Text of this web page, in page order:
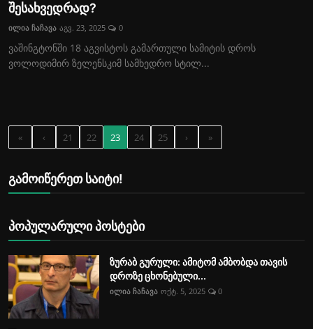
შესახვედრად?
ილია ჩაჩავა აგვ. 23, 2025 0
ვაშინგტონში 18 აგვისტოს გამართული სამიტის დროს
ვოლოდიმირ ზელენსკიმ სამხედრო სტილ...
« ‹ 21 22 23 24 25 › »
გამოიწერეთ საიტი!
პოპულარული პოსტები
ზურაბ გურული: ამიტომ ამბობდა თავის
დროზე ცხონებული...
ილია ჩაჩავა ოქტ. 5, 2025 0